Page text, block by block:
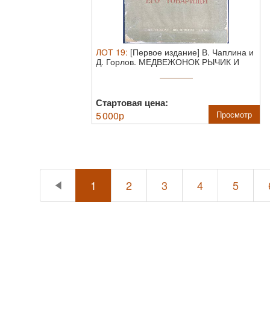
ЛОТ 19: [Первое издание] В. Чаплина и
Д. Горлов. МЕДВЕЖОНОК РЫЧИК И
Стартовая цена:
5 000р Просмотр
1 2 3 4 5